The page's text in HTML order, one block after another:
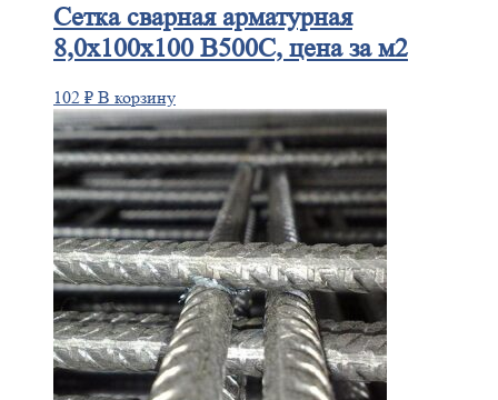
Сеткасварная арматурная
8,0х100х100 В500С, цена за м2
102 ₽ В корзину